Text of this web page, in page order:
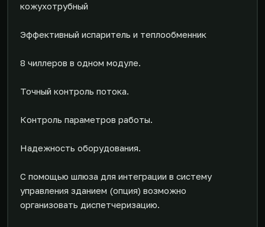
кожухотрубный
Эффективный испаритель и теплообменник
8 чиллеров в одном модуле.
Точный контроль потока.
Контроль параметров работы.
Надежность оборудования.
С помощью шлюза для интеграции в систему
управления зданием (опция) возможно
организовать диспетчеризацию.